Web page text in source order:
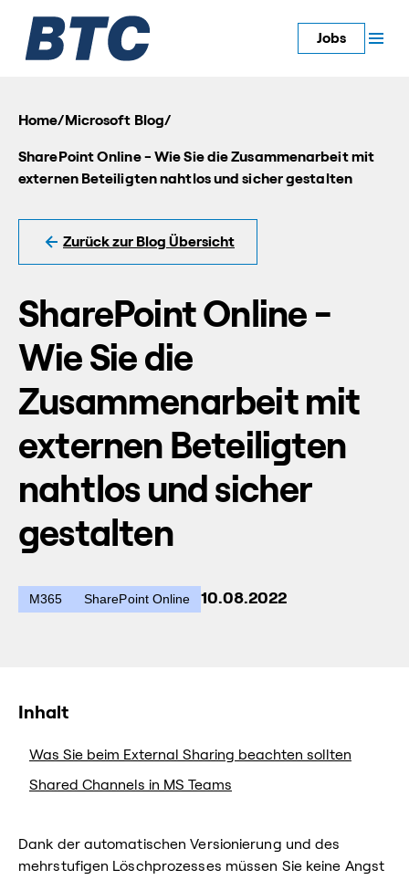
Jobs
Home/ Microsoft Blog/
SharePoint Online - Wie Sie die Zusammenarbeit mit
externen Beteiligten nahtlos und sicher gestalten
Zurück zur Blog Übersicht
SharePoint Online -
Wie Sie die
Zusammenarbeit mit
externen Beteiligten
nahtlos und sicher
gestalten
M365 SharePoint Online 10.08.2022
Inhalt
Was Sie beim External Sharing beachten sollten
Shared Channels in MS Teams
Dank der automatischen Versionierung und des
mehrstufigen Löschprozesses müssen Sie keine Angst